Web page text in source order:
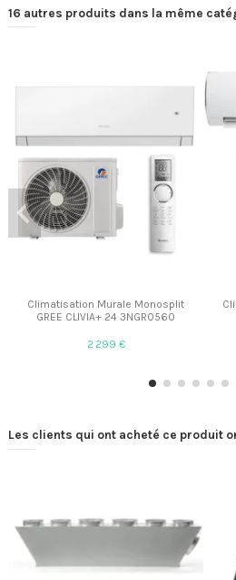
16 autres produits dans la même
Climatisation Murale Monosplit
GREE CLIVIA+ 24 3NGR0560
2 299 €
Les clients qui ont acheté ce produit